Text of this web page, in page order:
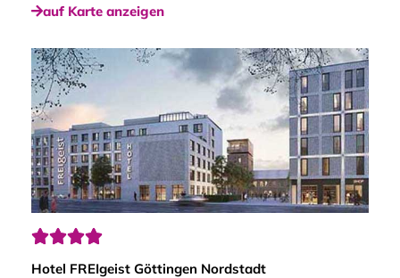
auf Karte anzeigen

Hotel FREIgeist Göttingen Nordstadt